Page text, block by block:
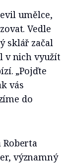
umělce,
Vedle
sklář začal
v nich využít
„Pojďte
vás
do
Roberta
významný